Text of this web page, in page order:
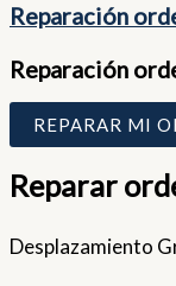
Reparación
Reparación
REPARAR MI
Reparar
Desplazamiento